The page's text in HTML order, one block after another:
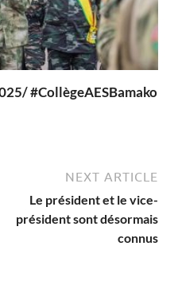
#CollègeAESBamako
NEXT ARTICLE
Le président et le vice-
président sont désormais
connus